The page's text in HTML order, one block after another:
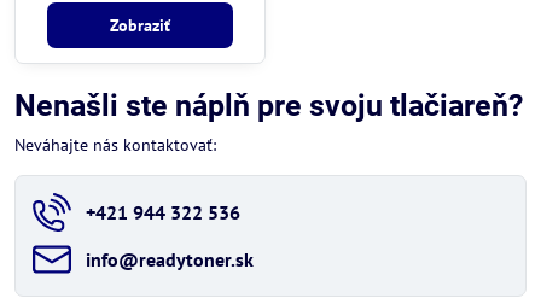
Zobraziť
Nenašli ste náplň pre svoju tlačiareň?
Neváhajte nás kontaktovať:
+421 944 322 536
info​@readytoner​.sk